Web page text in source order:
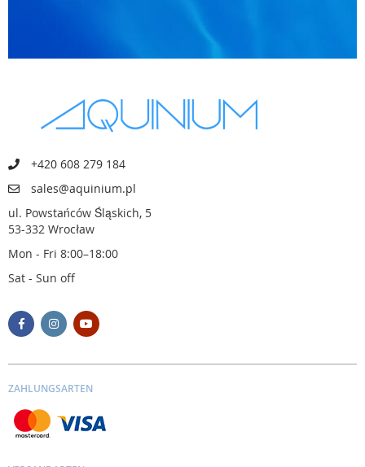
+420 608 279 184
sales@aquinium.pl
ul. Powstańców Śląskich, 5
53-332 Wrocław
Mon - Fri 8:00–18:00
Sat - Sun off
ZAHLUNGSARTEN